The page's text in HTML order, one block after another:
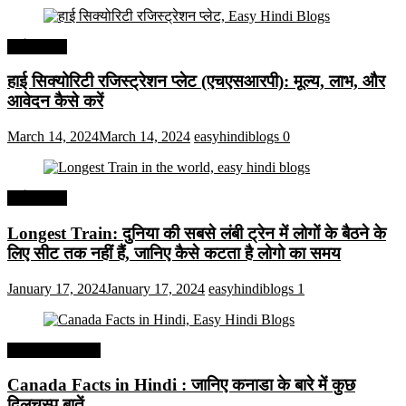
हाई सिक्योरिटी रजिस्ट्रेशन प्लेट (एचएसआरपी): मूल्य, लाभ, और
आवेदन कैसे करें
March 14, 2024March 14, 2024 easyhindiblogs 0
Longest Train: दुनिया की सबसे लंबी ट्रेन में लोगों के बैठने के
लिए सीट तक ​​नहीं हैं, जानिए कैसे कटता है लोगो का समय
January 17, 2024January 17, 2024 easyhindiblogs 1
Canada Facts in Hindi : जानिए कनाडा के बारे में कुछ